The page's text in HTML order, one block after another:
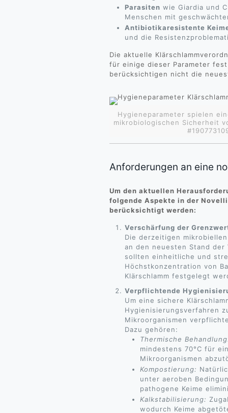
Parasiten wie Giardia und
Menschen mit
Antibiotikaresistente
und die
Die aktuelle
für einige dieser Parameter
berücksichtigen nicht die
Hygieneparameter spielen
mikrobiologischen Sicherheit
Anforderungen an eine
Um den aktuellen
folgende Aspekte in der
berücksichtigt werden:
Verschärfung der
Die derzeitigen
an den neuesten Stand
sollten einheitliche und
Höchstkonzentration von
Klärschlamm festgelegt
Verpflichtende
Um eine sichere
Hygienisierungsverfahren
Mikroorganismen
Dazu gehören:
Thermische
mindestens 70°C für
Mikroorganismen
Kompostierung:
unter aeroben
pathogene Keime
Kalkstabilisierung:
wodurch Keime